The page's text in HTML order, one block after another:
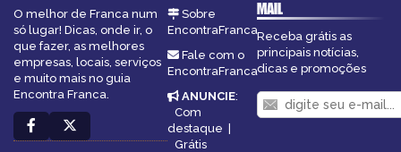
O melhor de Franca num
só lugar! Dicas, onde ir, o
que fazer, as melhores
empresas, locais, serviços
e muito mais no guia
Encontra Franca.
Sobre
EncontraFranca
Fale com o
EncontraFranca
ANUNCIE:
Com
destaque
Grátis
MAIL
Receba grátis as
principais notícias,
dicas e promoções